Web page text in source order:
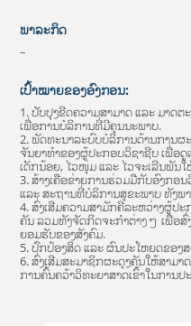
ພາລະກິດ
–
ເປົ້າໝາຍຂອງອົງກອນ:
1. ປັບປຸງຂີດຄວາມສາມາດ ແລະ ມາດ
ເພື່ອການບໍລິການທີ່ມີຄຸນນະພາບ.
2. ພັດທະນາລະບົບບໍລິການດ້ານການຜ
ຈັນຍາທໍາຂອງຜູ້ປະກອບວິຊາຊີບ ເພື່ອ
ເດັກນ້ອຍ, ໄວໜຸ່ມ ແລະ ໄວຈະເລີນພັນໃ
3. ສ້າງເຄືອຂ່າຍການຮ່ວມມືກັບອົງກອ
ແລະ ສະຖານທີ່ບໍລິການສຸຂະພາບ ທັງພາ
4. ສົ່ງເສີມຄວາມສາມັກຄີລະຫວ່າງຜູ້ປ
ຄັນ ລວມທັງຈັດກິດຈະກຳຕ່າງໆ ເພື່ອສົ່
ຍອມຮັບຂອງສັງຄົມ.
5. ປົກປ້ອງສິດ ແລະ ຜົນປະໂຫຍດຂອງ
6. ສົ່ງເສີມສະມາຊິກຜະດຸງຄັນໃຫ້ສາມ
ການຄົ້ນຄວ້າວິທະຍາສາດເຂົ້າໃນການປ